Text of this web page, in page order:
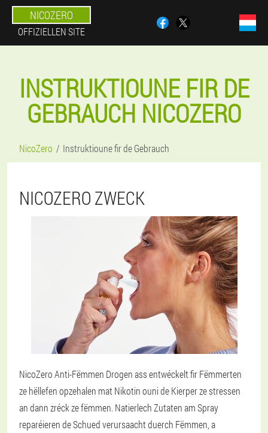
NICOZERO
OFFIZIELLEN SITE
INSTRUKTIOUNE FIR DE
GEBRAUCH NICOZERO
NicoZero Instruktioune fir de Gebrauch
NICOZERO ZWECK
NicoZero Anti-Fëmmen Drogen ass entwéckelt fir Fëmmerten
ze hëllefen opzehalen mat Nikotin ouni de Kierper ze stressen
an dann zréck ze fëmmen. Natierlech Zutaten am Spray
reparéieren de Schued verursaacht duerch Fëmmen, a